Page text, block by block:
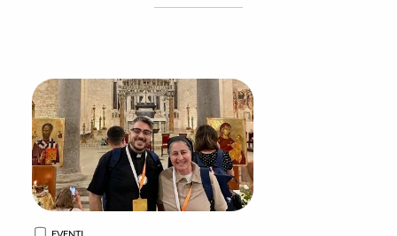
EVENTI